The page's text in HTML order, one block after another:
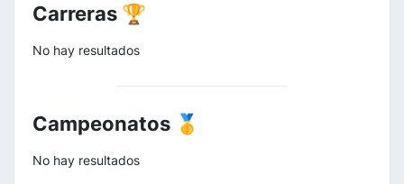
Carreras 🏆
No hay resultados
Campeonatos 🥇
No hay resultados